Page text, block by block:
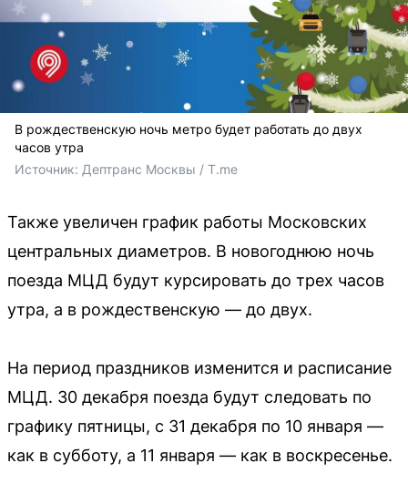
В рождественскую ночь метро будет работать до двух
часов утра
Источник: Дептранс Москвы / T.me
Также увеличен график работы Московских
центральных диаметров. В новогоднюю ночь
поезда МЦД будут курсировать до трех часов
утра, а в рождественскую — до двух.
На период праздников изменится и расписание
МЦД. 30 декабря поезда будут следовать по
графику пятницы, с 31 декабря по 10 января —
как в субботу, а 11 января — как в воскресенье.